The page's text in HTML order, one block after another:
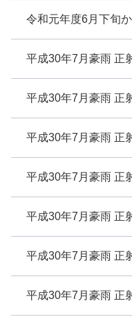
令和元年度6月下旬
平成30年7月豪雨 正
平成30年7月豪雨 正
平成30年7月豪雨 正
平成30年7月豪雨 正
平成30年7月豪雨 正
平成30年7月豪雨 正
平成30年7月豪雨 正